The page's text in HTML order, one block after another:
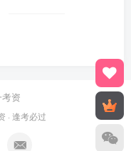
资
· 逢考必过